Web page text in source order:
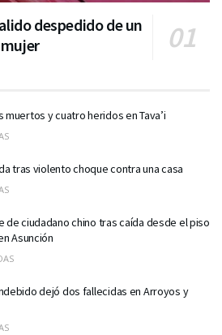
despedido de un
muertos y cuatro heridos en Tava’i
tras violento choque contra una casa
de ciudadano chino tras caída desde el piso
Asunción
dejó dos fallecidas en Arroyos y